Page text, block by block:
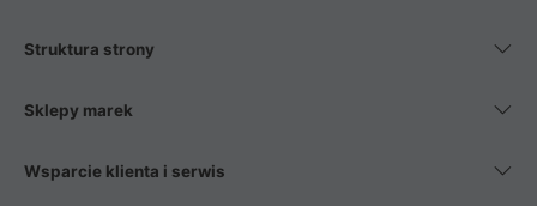
Struktura strony
Sklepy marek
Wsparcie klienta i serwis